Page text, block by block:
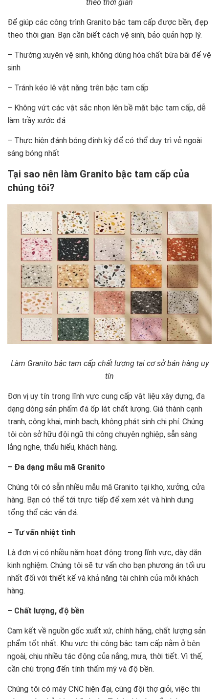
theo thời gian
Để giúp các công trình Granito bậc tam cấp được bền, đẹp
theo thời gian. Bạn cần biết cách vệ sinh, bảo quản hợp lý.
– Thường xuyên vệ sinh, không dùng hóa chất bừa bãi để vệ
sinh
– Tránh kéo lê vật nặng trên bậc tam cấp
– Không vứt các vật sắc nhọn lên bề mặt bậc tam cấp, dễ
làm trầy xước đá
– Thực hiện đánh bóng định kỳ để có thể duy trì vẻ ngoài
sáng bóng nhất
Tại sao nên làm Granito bậc tam cấp của
chúng tôi?
Làm Granito bậc tam cấp chất lượng tại cơ sở bán hàng uy
tín
Đơn vị uy tín trong lĩnh vực cung cấp vật liệu xây dựng, đa
dạng dòng sản phẩm đá ốp lát chất lượng. Giá thành cạnh
tranh, công khai, minh bạch, không phát sinh chi phí. Chúng
tôi còn sở hữu đội ngũ thi công chuyên nghiệp, sẵn sàng
lắng nghe, thấu hiểu, khách hàng.
– Đa dạng mẫu mã Granito
Chúng tôi có sẵn nhiều mẫu mã Granito tại kho, xưởng, cửa
hàng. Bạn có thể tới trực tiếp để xem xét và hình dung
tổng thể các vân đá.
– Tư vấn nhiệt tình
Là đơn vị có nhiều năm hoạt động trong lĩnh vực, dày dặn
kinh nghiệm. Chúng tôi sẽ tư vấn cho bạn phương án tối ưu
nhất đối với thiết kế và khả năng tài chính của mỗi khách
hàng.
– Chất lượng, độ bền
Cam kết về nguồn gốc xuất xứ, chính hãng, chất lượng sản
phẩm tốt nhất. Khu vực thi công bậc tam cấp nằm ở bên
ngoài, chịu nhiều tác động của nắng, mưa, thời tiết. Vì thế,
cần chú trọng đến tính thẩm mỹ và độ bền.
Chúng tôi có máy CNC hiện đại, cùng đội thợ giỏi, việc thi